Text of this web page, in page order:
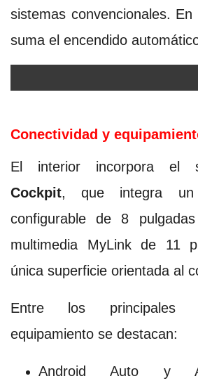
sistemas convencionales.
suma el encendido
Conectividad y
El interior incorpora el
Cockpit, que integra un
configurable de 8
multimedia MyLink de 11
única superficie orientada al
Entre los principales
equipamiento se destacan:
Android Auto y